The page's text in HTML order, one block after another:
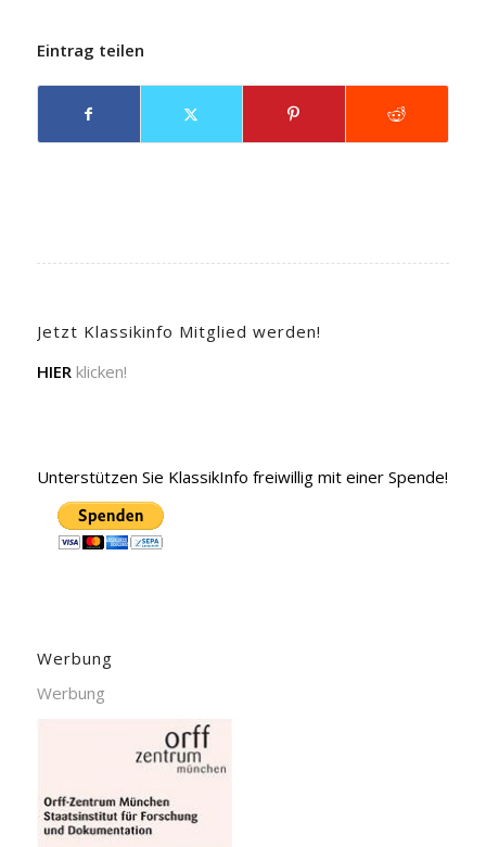
Eintrag teilen
Jetzt Klassikinfo Mitglied werden!
HIER klicken!
Unterstützen Sie KlassikInfo freiwillig mit einer Spende!
Werbung
Werbung